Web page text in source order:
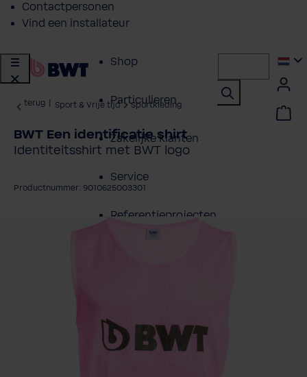
Contactpersonen
Vind een installateur
Shop
Particulieren
Zakelijke klanten
Service
Referentieprojecten
Vind een installateur
terug Sport & Vrije tijd Sportkleding
BWT Een identificatie shirt
Identiteitsshirt met BWT logo
Productnummer: 9010625003301
overslaan